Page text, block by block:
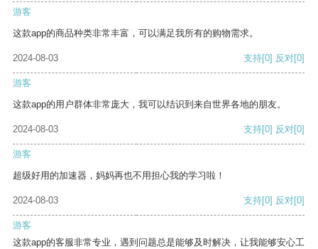
游客
这款app的商品种类非常丰富，可以满足我所有的购物需求。
2024-08-03 支持[0] 反对[0]
游客
这款app的用户群体非常庞大，我可以结识到来自世界各地的朋友。
2024-08-03 支持[0] 反对[0]
游客
超级好用的加速器，妈妈再也不用担心我的学习啦！
2024-08-03 支持[0] 反对[0]
游客
这款app的客服非常专业，遇到问题总是能够及时解决，让我能够安心工